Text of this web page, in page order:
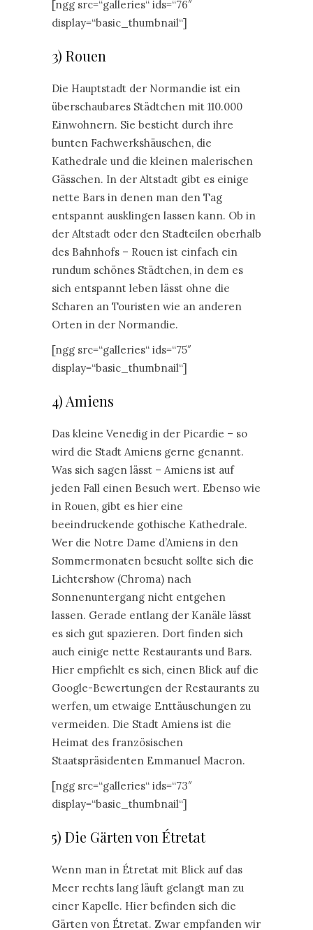
[ngg src=“galleries“ ids=“76″
display=“basic_thumbnail“]
3) Rouen
Die Hauptstadt der Normandie ist ein
überschaubares Städtchen mit 110.000
Einwohnern. Sie besticht durch ihre
bunten Fachwerkshäuschen, die
Kathedrale und die kleinen malerischen
Gässchen. In der Altstadt gibt es einige
nette Bars in denen man den Tag
entspannt ausklingen lassen kann. Ob in
der Altstadt oder den Stadteilen oberhalb
des Bahnhofs – Rouen ist einfach ein
rundum schönes Städtchen, in dem es
sich entspannt leben lässt ohne die
Scharen an Touristen wie an anderen
Orten in der Normandie.
[ngg src=“galleries“ ids=“75″
display=“basic_thumbnail“]
4) Amiens
Das kleine Venedig in der Picardie – so
wird die Stadt Amiens gerne genannt.
Was sich sagen lässt – Amiens ist auf
jeden Fall einen Besuch wert. Ebenso wie
in Rouen, gibt es hier eine
beeindruckende gothische Kathedrale.
Wer die Notre Dame d’Amiens in den
Sommermonaten besucht sollte sich die
Lichtershow (Chroma) nach
Sonnenuntergang nicht entgehen
lassen. Gerade entlang der Kanäle lässt
es sich gut spazieren. Dort finden sich
auch einige nette Restaurants und Bars.
Hier empfiehlt es sich, einen Blick auf die
Google-Bewertungen der Restaurants zu
werfen, um etwaige Enttäuschungen zu
vermeiden. Die Stadt Amiens ist die
Heimat des französischen
Staatspräsidenten Emmanuel Macron.
[ngg src=“galleries“ ids=“73″
display=“basic_thumbnail“]
5) Die Gärten von Étretat
Wenn man in Étretat mit Blick auf das
Meer rechts lang läuft gelangt man zu
einer Kapelle. Hier befinden sich die
Gärten von Étretat. Zwar empfanden wir